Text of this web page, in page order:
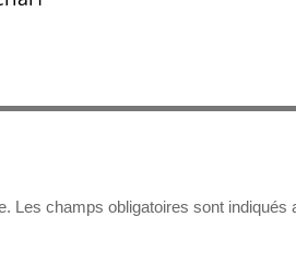
Les champs obligatoires sont indiqués